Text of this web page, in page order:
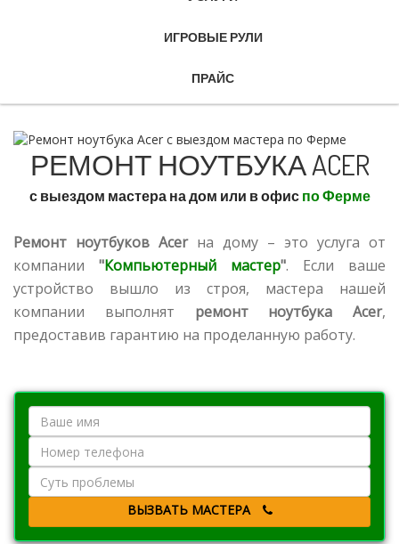
ИГРОВЫЕ РУЛИ
ПРАЙС
РЕМОНТ НОУТБУКА ACER
с выездом мастера на дом или в офис по Ферме
Ремонт ноутбуков Acerна дому – это услуга от
компании "Компьютерный мастер". Если ваше
устройство вышло из строя, мастера нашей
компании выполнят ремонт ноутбука Acer,
предоставив гарантию на проделанную работу.
ВЫЗВАТЬ МАСТЕРА